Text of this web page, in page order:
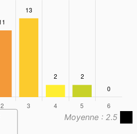
Moyenne : 2.5